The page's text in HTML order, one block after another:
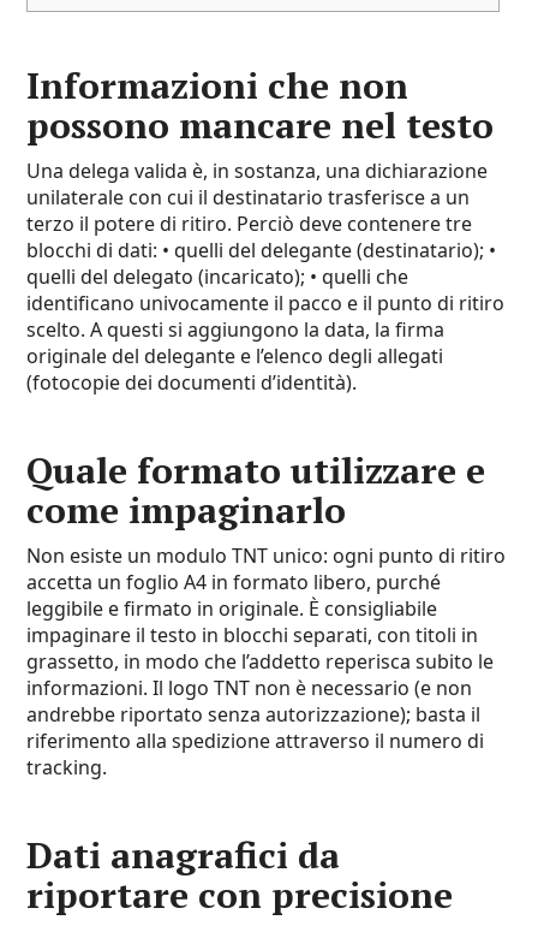
Informazioni che non
possono mancare nel testo
Una delega valida è, in sostanza, una dichiarazione
unilaterale con cui il destinatario trasferisce a un
terzo il potere di ritiro. Perciò deve contenere tre
blocchi di dati: • quelli del delegante (destinatario); •
quelli del delegato (incaricato); • quelli che
identificano univocamente il pacco e il punto di ritiro
scelto. A questi si aggiungono la data, la firma
originale del delegante e l’elenco degli allegati
(fotocopie dei documenti d’identità).
Quale formato utilizzare e
come impaginarlo
Non esiste un modulo TNT unico: ogni punto di ritiro
accetta un foglio A4 in formato libero, purché
leggibile e firmato in originale. È consigliabile
impaginare il testo in blocchi separati, con titoli in
grassetto, in modo che l’addetto reperisca subito le
informazioni. Il logo TNT non è necessario (e non
andrebbe riportato senza autorizzazione); basta il
riferimento alla spedizione attraverso il numero di
tracking.
Dati anagrafici da
riportare con precisione